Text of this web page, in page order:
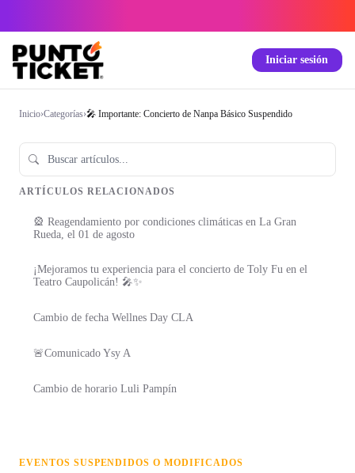
Iniciar sesión
Inicio›Categorías›🎤 Importante: Concierto de Nanpa Básico Suspendido
ARTÍCULOS RELACIONADOS
🎡 Reagendamiento por condiciones climáticas en La Gran
Rueda, el 01 de agosto
¡Mejoramos tu experiencia para el concierto de Toly Fu en el
Teatro Caupolicán! 🎤✨
Cambio de fecha Wellnes Day CLA
🚨Comunicado Ysy A
Cambio de horario Luli Pampín
EVENTOS SUSPENDIDOS O MODIFICADOS